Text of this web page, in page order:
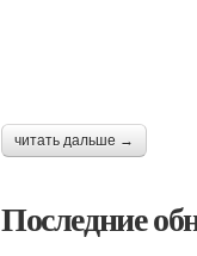
читать дальше →
Последние